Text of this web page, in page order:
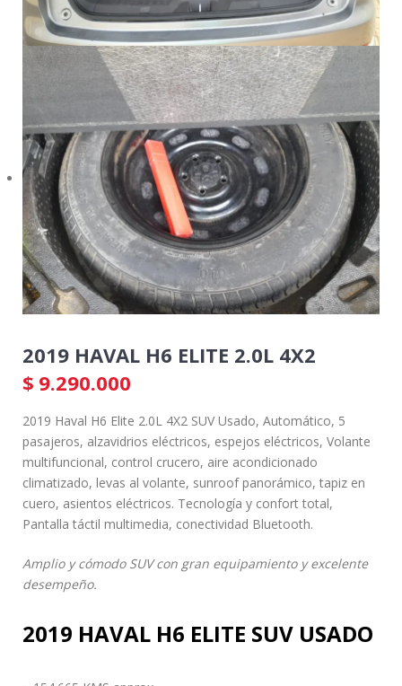
2019 HAVAL H6 ELITE 2.0L 4X2
$ 9.290.000
2019 Haval H6 Elite 2.0L 4X2 SUV Usado, Automático, 5
pasajeros, alzavidrios eléctricos, espejos eléctricos, Volante
multifuncional, control crucero, aire acondicionado
climatizado, levas al volante, sunroof panorámico, tapiz en
cuero, asientos eléctricos. Tecnología y confort total,
Pantalla táctil multimedia, conectividad Bluetooth.
Amplio y cómodo SUV con gran equipamiento y excelente
desempeño.
2019 HAVAL H6 ELITE SUV USADO